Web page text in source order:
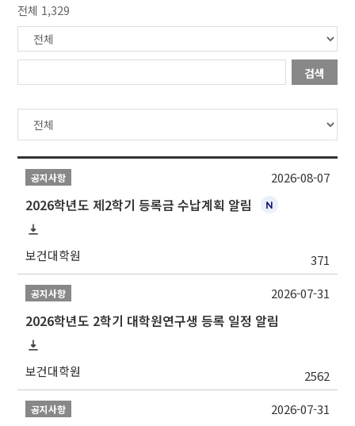
전체 1,329
검색
공지사항
2026학년도 제2학기 등록금 수납계획 알림
보건대학원 371
2026-08-07
공지사항
2026학년도 2학기 대학원연구생 등록 일정 알림
보건대학원 2562
2026-07-31
공지사항 2026-07-31